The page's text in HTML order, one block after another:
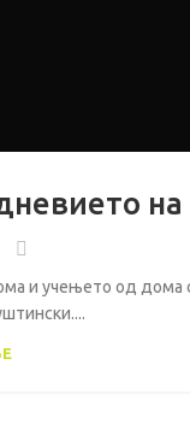
и учењето од дома